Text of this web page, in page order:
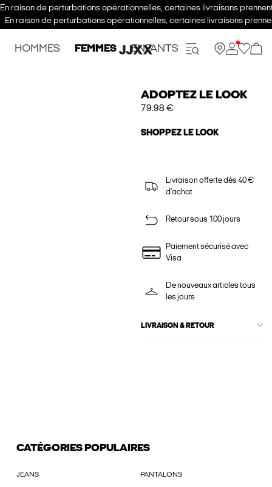
En raison de perturbations opérationnelles, certaines livraisons
En raison de perturbations opérationnelles, certaines livraisons
HOMMES FEMMES ENFANTS
ADOPTEZ LE LOOK
79.98 €
SHOPPEZ LE LOOK
Livraison offerte dès 40 €
d'achat
Retour sous 100 jours
Paiement sécurisé avec
Visa
De nouveaux articles tous
les jours
LIVRAISON & RETOUR
CATÉGORIES POPULAIRES
JEANS PANTALONS